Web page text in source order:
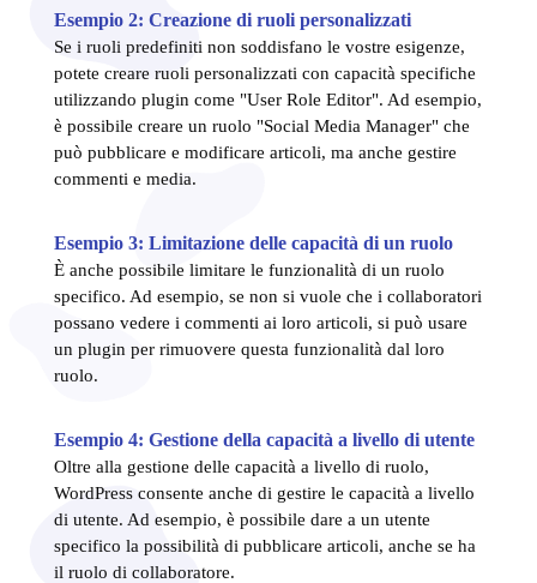
Esempio 2: Creazione di ruoli personalizzati
Se i ruoli predefiniti non soddisfano le vostre esigenze,
potete creare ruoli personalizzati con capacità specifiche
utilizzando plugin come "User Role Editor". Ad esempio,
è possibile creare un ruolo "Social Media Manager" che
può pubblicare e modificare articoli, ma anche gestire
commenti e media.
Esempio 3: Limitazione delle capacità di un ruolo
È anche possibile limitare le funzionalità di un ruolo
specifico. Ad esempio, se non si vuole che i collaboratori
possano vedere i commenti ai loro articoli, si può usare
un plugin per rimuovere questa funzionalità dal loro
ruolo.
Esempio 4: Gestione della capacità a livello di utente
Oltre alla gestione delle capacità a livello di ruolo,
WordPress consente anche di gestire le capacità a livello
di utente. Ad esempio, è possibile dare a un utente
specifico la possibilità di pubblicare articoli, anche se ha
il ruolo di collaboratore.